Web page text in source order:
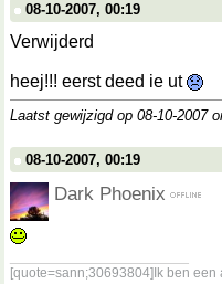
08-10-2007, 00:19
Verwijderd
heej!!! eerst deed ie ut
Laatst gewijzigd op 08-10-2007
08-10-2007, 00:19
Dark Phoenix
[quote=sann;30693804]Ik ben een